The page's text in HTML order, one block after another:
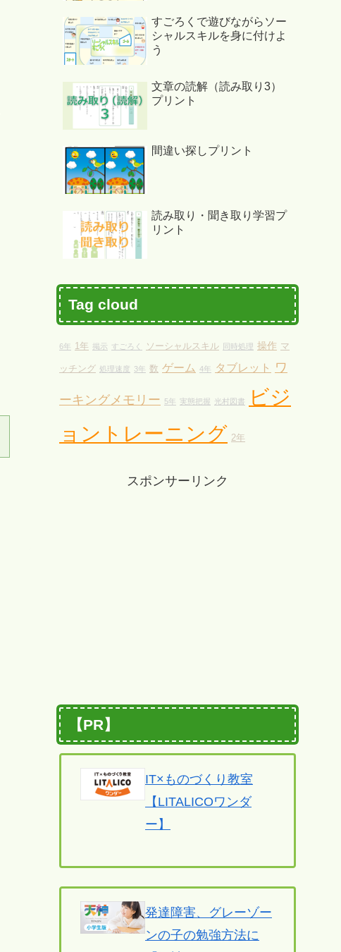
すごろくで遊びながらソー
シャルスキルを身に付けよ
う
文章の読解（読み取り3）
プリント
間違い探しプリント
読み取り・聞き取り学習プ
リント
Tag cloud
6年 1年 掲示 すごろく ソーシャルスキル 同時処理 操作 マ
ッチング 処理速度 3年 数 ゲーム 4年 タブレット ワ
ーキングメモリー 5年 実態把握 光村図書
ビジ
ョントレーニング 2年
スポンサーリンク
【PR】
IT×ものづくり教室
【LITALICOワンダ
ー】
発達障害、グレーゾー
ンの子の勉強方法に